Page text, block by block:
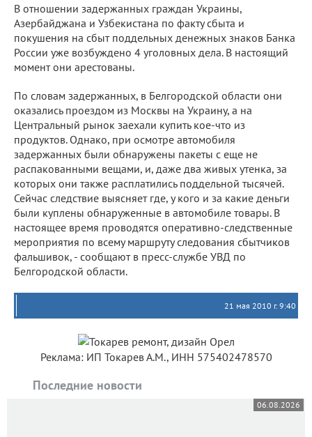
В отношении задержанных граждан Украины,
Азербайджана и Узбекистана по факту сбыта и
покушения на сбыт поддельных денежных знаков Банка
России уже возбуждено 4 уголовных дела. В настоящий
момент они арестованы.
По словам задержанных, в Белгородской области они
оказались проездом из Москвы на Украину, а на
Центральный рынок заехали купить кое-что из
продуктов. Однако, при осмотре автомобиля
задержанных были обнаружены пакеты с еще не
распакованными вещами, и, даже два живых утенка, за
которых они также расплатились поддельной тысячей.
Сейчас следствие выясняет где, у кого и за какие деньги
были куплены обнаруженные в автомобиле товары. В
настоящее время проводятся оперативно-следственные
мероприятия по всему маршруту следования сбытчиков
фальшивок, - сообщают в пресс-службе УВД по
Белгородской области.
21 мая 2010 г. 9:40
Реклама: ИП Токарев А.М., ИНН 575402478570
Последние новости
06.08.2026